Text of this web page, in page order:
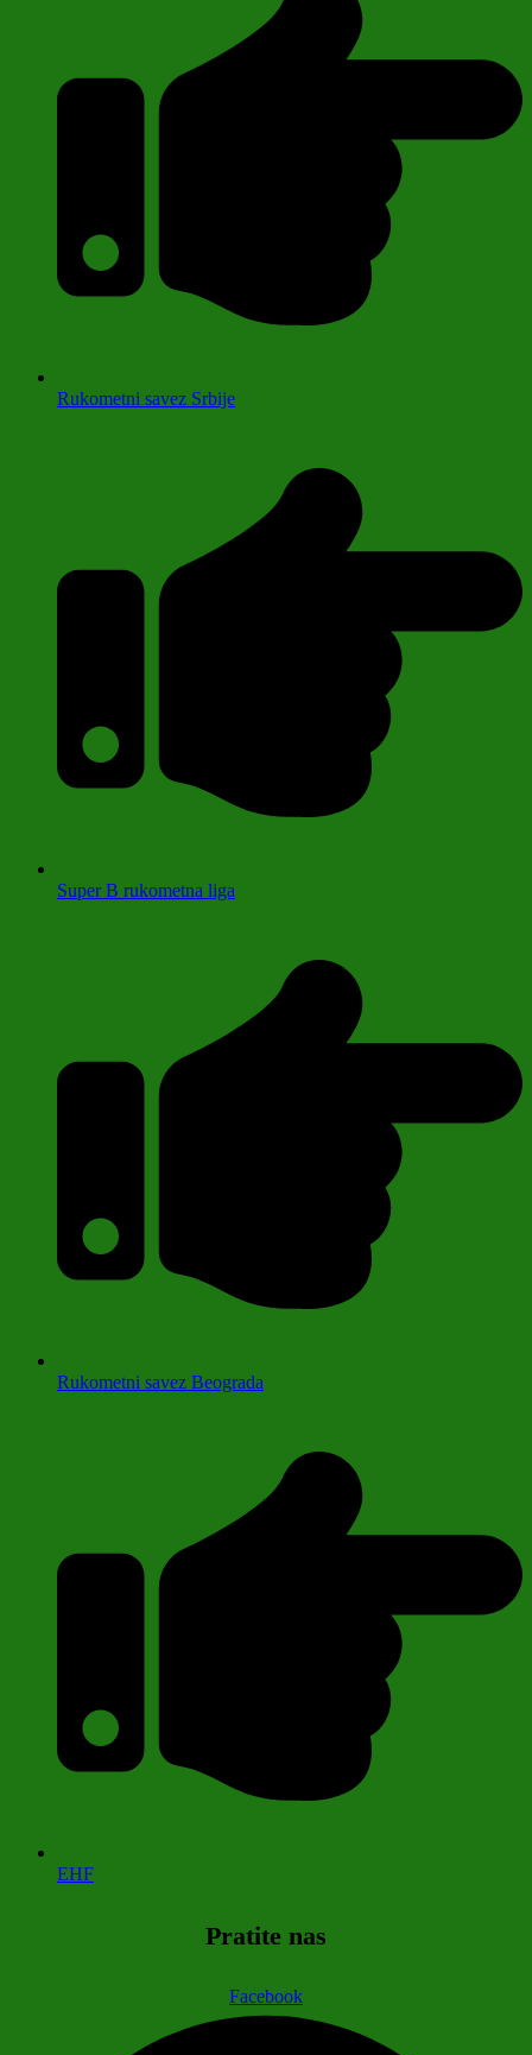
Rukometni savez Srbije
Super B rukometna liga
Rukometni savez Beograda
EHF
Pratite nas
Facebook